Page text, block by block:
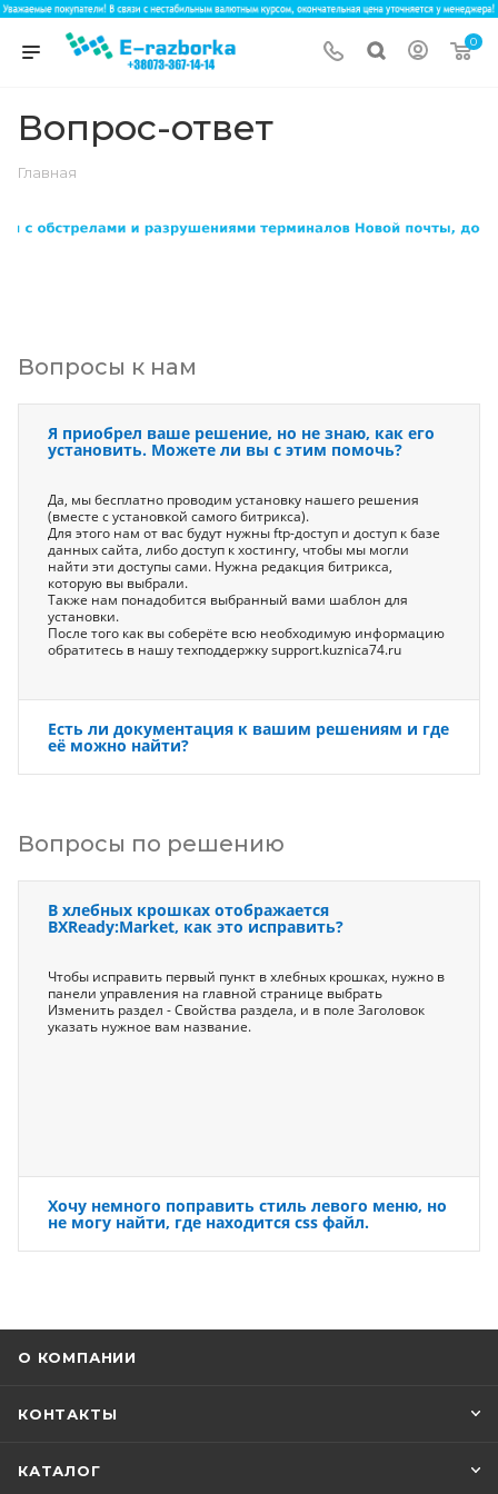
0
Вопрос-ответ
Главная
Вопросы к нам
Я приобрел ваше решение, но не знаю, как его
установить. Можете ли вы с этим помочь?
Да, мы бесплатно проводим установку нашего решения
(вместе с установкой самого битрикса).
Для этого нам от вас будут нужны ftp-доступ и доступ к базе
данных сайта, либо доступ к хостингу, чтобы мы могли
найти эти доступы сами. Нужна редакция битрикса,
которую вы выбрали.
Также нам понадобится выбранный вами шаблон для
установки.
После того как вы соберёте всю необходимую информацию
обратитесь в нашу техподдержку support.kuznica74.ru
Есть ли документация к вашим решениям и где
её можно найти?
Вопросы по решению
В хлебных крошках отображается
BXReady:Market, как это исправить?
Чтобы исправить первый пункт в хлебных крошках, нужно в
панели управления на главной странице выбрать
Изменить раздел - Свойства раздела, и в поле Заголовок
указать нужное вам название.
Хочу немного поправить стиль левого меню, но
не могу найти, где находится css файл.
О КОМПАНИИ
КОНТАКТЫ
КАТАЛОГ